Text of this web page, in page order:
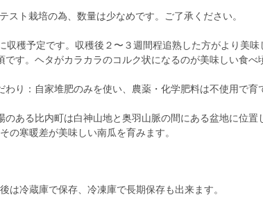
スト栽培の為、数量は少なめです。ご了承ください。
収穫予定です。収穫後２〜３週間程追熟した方がより美味
です。ヘタがカラカラのコルク状になるのが美味しい食べ
わり：自家堆肥のみを使い、農薬・化学肥料は不使用で育
のある比内町は白神山地と奥羽山脈の間にある盆地に位置
の寒暖差が美味しい南瓜を育みます。
は冷蔵庫で保存、冷凍庫で長期保存も出来ます。